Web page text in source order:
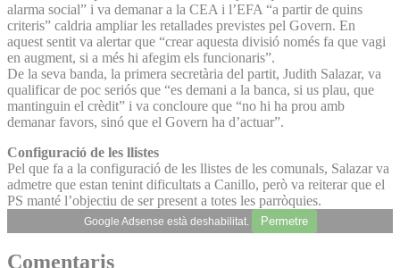
alarma social” i va demanar a la CEA i l’EFA “a partir de quins
criteris” caldria ampliar les retallades previstes pel Govern. En
aquest sentit va alertar que “crear aquesta divisió només fa que vagi
en augment, si a més hi afegim els funcionaris”.
De la seva banda, la primera secretària del partit, Judith Salazar, va
qualificar de poc seriós que “es demani a la banca, si us plau, que
mantinguin el crèdit” i va concloure que “no hi ha prou amb
demanar favors, sinó que el Govern ha d’actuar”.
Configuració de les llistes
Pel que fa a la configuració de les llistes de les comunals, Salazar va
admetre que estan tenint dificultats a Canillo, però va reiterar que el
PS manté l’objectiu de ser present a totes les parròquies.
Google Adsense està deshabilitat. Permetre
Comentaris